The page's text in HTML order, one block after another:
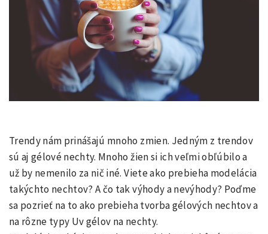
Trendy nám prinášajú mnoho zmien. Jedným z trendov
sú aj gélové nechty. Mnoho žien si ich veľmi obľúbilo a
už by nemenilo za nič iné. Viete ako prebieha modelácia
takýchto nechtov? A čo tak výhody a nevýhody? Poďme
sa pozrieť na to ako prebieha tvorba gélových nechtov a
na rôzne typy Uv gélov na nechty.